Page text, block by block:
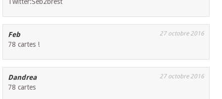
Feb 27 octobre 2016
78 cartes !
Dandrea 27 octobre 2016
78 cartes